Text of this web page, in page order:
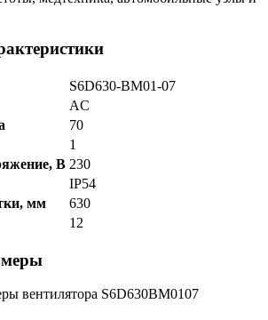
S6D630-BM01-07
AC
70
1
В 230
IP54
мм
630
12